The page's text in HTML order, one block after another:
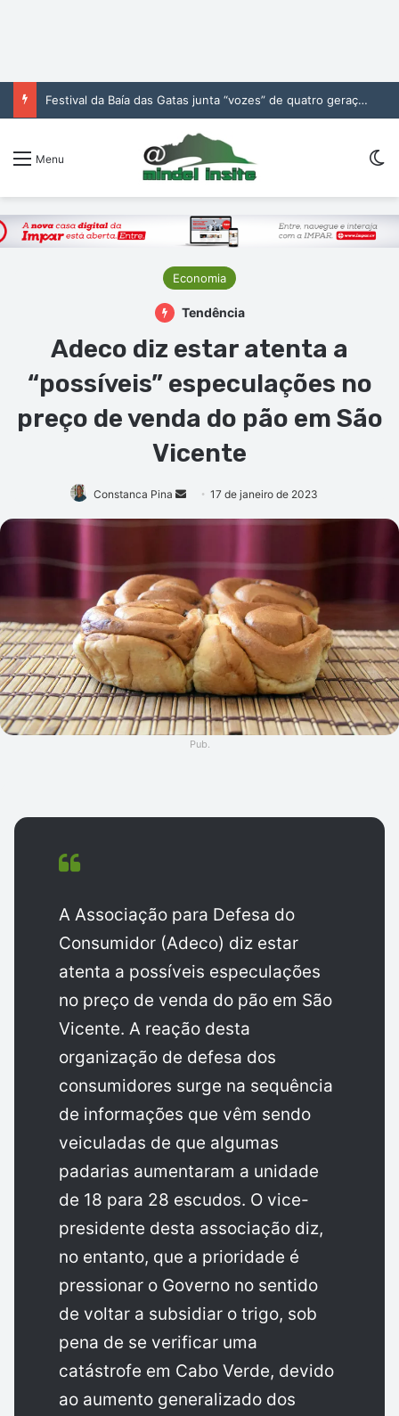
Festival da Baía das Gatas junta “vozes” de quatro gerações da música cabo-verdiana na segunda noite
Menu
Economia
Tendência
Adeco diz estar atenta a
“possíveis” especulações no
preço de venda do pão em São
Vicente
Constanca Pina
Mande17 de janeiro de 2023
Pub.
A Associação para Defesa do
Consumidor (Adeco) diz estar
atenta a possíveis especulações
no preço de venda do pão em São
Vicente. A reação desta
organização de defesa dos
consumidores surge na sequência
de informações que vêm sendo
veiculadas de que algumas
padarias aumentaram a unidade
de 18 para 28 escudos. O vice-
presidente desta associação diz,
no entanto, que a prioridade é
pressionar o Governo no sentido
de voltar a subsidiar o trigo, sob
pena de se verificar uma
catástrofe em Cabo Verde, devido
ao aumento generalizado dos